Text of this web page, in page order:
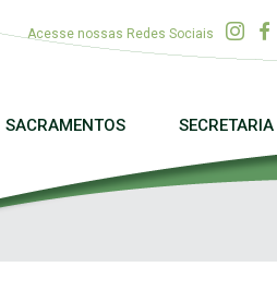
Acesse nossas Redes Sociais
SACRAMENTOS SECRETARIA